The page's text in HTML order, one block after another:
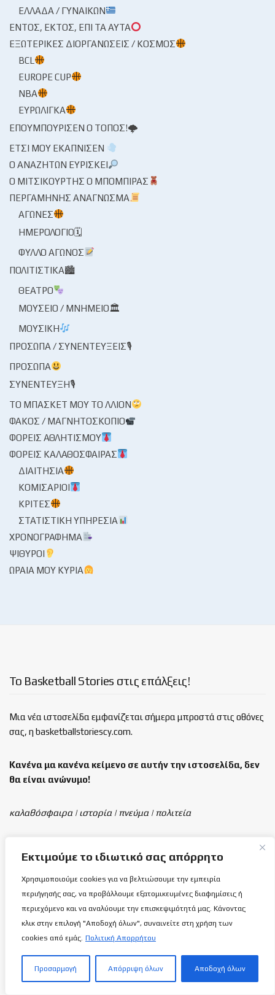
Εκτιμούμε το ιδιωτικό σας απόρρητο
Χρησιμοποιούμε cookies για να βελτιώσουμε την εμπειρία
περιήγησής σας, να προβάλλουμε εξατομικευμένες διαφημίσεις ή
περιεχόμενο και να αναλύουμε την επισκεψιμότητά μας. Κάνοντας
κλικ στην επιλογή "Αποδοχή όλων", συναινείτε στη χρήση των
cookies από εμάς. Πολιτική Απορρήτου
Προσαρμογή Απόρριψη όλων Αποδοχή όλων
ΕΛΛΆΔΑ / ΓΥΝΑΙΚΏΝ
ΕΝΤΌΣ, ΕΚΤΌΣ, ΕΠΊ ΤΑ ΑΥΤΆ
ΕΞΩΤΕΡΙΚΈΣ ΔΙΟΡΓΑΝΏΣΕΙΣ / ΚΌΣΜΟΣ
BCL
EUROPE CUP
NBA
ΕΥΡΩΛΊΓΚΑ
ΕΠΟΥΜΠΟΎΡΙΣΕΝ Ο ΤΌΠΟΣ!🌩
ΈΤΣΙ ΜΟΥ ΕΚΆΠΝΙΣΕΝ
Ο ΑΝΑΖΗΤΏΝ ΕΥΡΊΣΚΕΙ
Ο ΜΙΤΣΙΚΟΥΡΤΉΣ Ο ΜΠΌΜΠΙΡΑΣ
ΠΕΡΓΑΜΗΝΉΣ ΑΝΆΓΝΩΣΜΑ
ΑΓΏΝΕΣ
ΗΜΕΡΟΛΌΓΙΟ🗓
ΦΎΛΛΟ ΑΓΏΝΟΣ
ΠΟΛΙΤΙΣΤΙΚΆ🏙
ΘΈΑΤΡΟ
ΜΟΥΣΕΊΟ / ΜΝΗΜΕΊΟ🏛
ΜΟΥΣΙΚΉ
ΠΡΌΣΩΠΑ / ΣΥΝΕΝΤΕΎΞΕΙΣ🎙
ΠΡΌΣΩΠΑ
ΣΥΝΈΝΤΕΥΞΗ🎙
ΤΟ ΜΠΆΣΚΕΤ ΜΟΥ ΤΟ ΛΛΊΟΝ
ΦΑΚΌΣ / ΜΑΓΝΗΤΟΣΚΌΠΙΟ
ΦΟΡΕΊΣ ΑΘΛΗΤΙΣΜΟΎ
ΦΟΡΕΊΣ ΚΑΛΑΘΌΣΦΑΙΡΑΣ
ΔΙΑΙΤΗΣΊΑ
ΚΟΜΙΣΆΡΙΟΙ
ΚΡΙΤΈΣ
ΣΤΑΤΙΣΤΙΚΉ ΥΠΗΡΕΣΊΑ
ΧΡΟΝΟΓΡΆΦΗΜΑ
ΨΊΘΥΡΟΙ
ΩΡΑΊΑ ΜΟΥ ΚΥΡΊΑ
Το Basketball Stories στις επάλξεις!
Μια νέα ιστοσελίδα εμφανίζεται σήμερα μπροστά στις οθόνες
σας, η basketballstoriescy.com.
Κανένα μα κανένα κείμενο σε αυτήν την ιστοσελίδα, δεν
θα είναι ανώνυμο!
καλαθόσφαιρα | ιστορία | πνεύμα | πολιτεία
✍️Δύναμη σου είναι το πνεύμα σου…
8 ΑΥΓΟΎΣΤΟΥ 2026
Εθνική Γυναικών Κ16: Η φωτογράφηση!
7 ΑΥΓΟΎΣΤΟΥ 2026